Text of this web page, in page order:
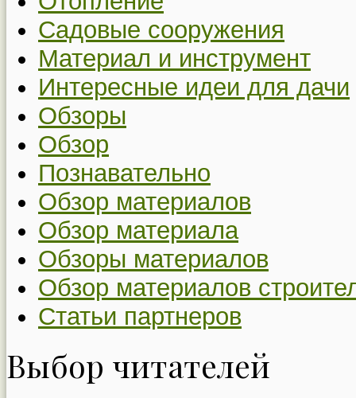
Садовые сооружения
Материал и инструмент
Интересные идеи для дачи
Обзоры
Обзор
Познавательно
Обзор материалов
Обзор материала
Обзоры материалов
Обзор материалов
Статьи партнеров
Выбор читателей